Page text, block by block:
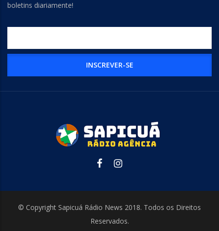
boletins diariamente!
© Copyright Sapicuá Rádio News 2018. Todos os Direitos
Reservados.